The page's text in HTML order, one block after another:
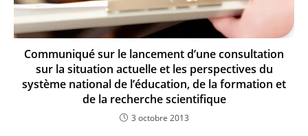
Communiqué sur le lancement d’une consultation
sur la situation actuelle et les perspectives du
système national de l’éducation, de la formation et
de la recherche scientifique
3 octobre 2013